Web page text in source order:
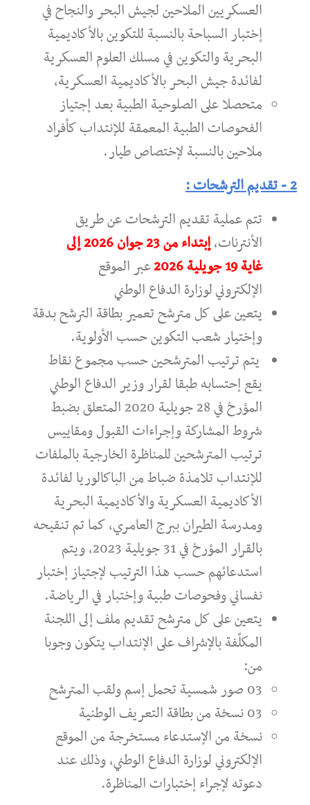
العسكريين الملاحين لجيش البحر والنجاح في
إختبار السباحة بالنسبة للتكوين بالأكاديمية
البحرية والتكوين في مسلك العلوم العسكرية
لفائدة جيش البحر بالأكاديمية العسكرية،
متحصلا على الصلوحية الطبية بعد إجتياز
الفحوصات الطبية المعمقة للإنتداب كأفراد
ملاحين بالنسبة لإختصاص طيار.
2 - تقديم الترشحات :
تتم عملية تقديم الترشحات عن طريق
الأنترنات،
إبتداء من 23 جوان 2026 إلى
غاية 19 جويلية 2026
عبر الموقع
الإلكتروني لوزارة الدفاع الوطني
يتعين على كل مترشح تعمير بطاقة الترشح بدقة
وإختيار شعب التكوين حسب الأولوية.
يتم ترتيب المترشحين حسب مجموع نقاط
يقع إحتسابه طبقا لقرار وزير الدفاع الوطني
المؤرخ في 28 جويلية 2020 المتعلق بضبط
شروط المشاركة وإجراءات القبول ومقاييس
ترتيب المترشحين للمناظرة الخارجية بالملفات
للإنتداب تلامذة ضباط من الباكالوريا لفائدة
الأكاديمية العسكرية والأكاديمية البحرية
ومدرسة الطيران ببرج العامري، كما تم تنقيحه
بالقرار المؤرخ في 31 جويلية 2023، ويتم
استدعائهم حسب هذا الترتيب لإجتياز إختبار
نفساني وفحوصات طبية وإختبار في الرياضة.
يتعين على كل مترشح تقديم ملف إلى اللجنة
المكلّفة بالإشراف على الإنتداب يتكون وجوبا
من:
03 صور شمسية تحمل إسم ولقب المترشح
03 نسخة من بطاقة التعريف الوطنية
نسخة من الإستدعاء مستخرجة من الموقع
الإلكتروني لوزارة الدفاع الوطني، وذلك عند
دعوته لإجراء إختبارات المناظرة.